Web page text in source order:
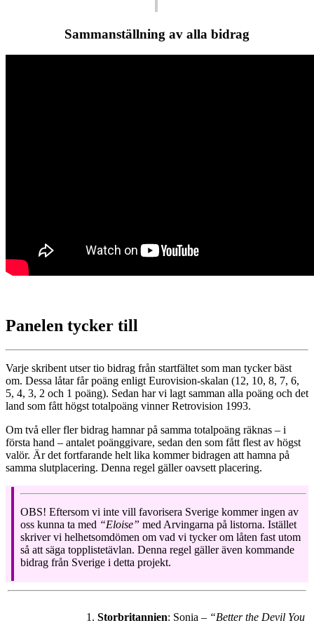
Sammanställning av alla bidrag
Panelen tycker till
Varje skribent utser tio bidrag från startfältet som man tycker bäst
om. Dessa låtar får poäng enligt Eurovision-skalan (12, 10, 8, 7, 6,
5, 4, 3, 2 och 1 poäng). Sedan har vi lagt samman alla poäng och det
land som fått högst totalpoäng vinner Retrovision 1993.
Om två eller fler bidrag hamnar på samma totalpoäng räknas – i
första hand – antalet poänggivare, sedan den som fått flest av högst
valör. Är det fortfarande helt lika kommer bidragen att hamna på
samma slutplacering. Denna regel gäller oavsett placering.
OBS! Eftersom vi inte vill favorisera Sverige kommer ingen av
oss kunna ta med “Eloise” med Arvingarna på listorna. Istället
skriver vi helhetsomdömen om vad vi tycker om låten fast utom
så att säga topplistetävlan. Denna regel gäller även kommande
bidrag från Sverige i detta projekt.
Storbritannien: Sonia – “Better the Devil You